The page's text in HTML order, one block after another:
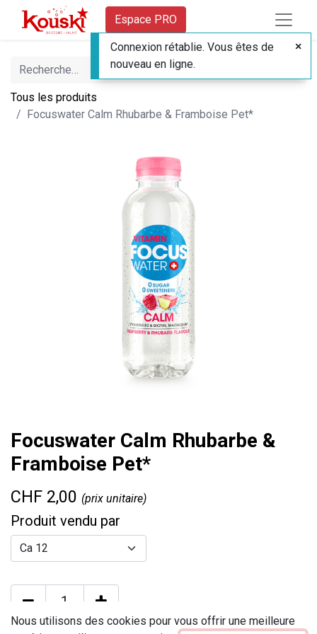
Espace PRO
Tous les produits
Focuswater Calm Rhubarbe & Framboise Pet*
Focuswater Calm Rhubarbe &
Framboise Pet*
CHF 2,00 (prix unitaire)
Produit vendu par
Nous utilisons des cookies pour vous offrir une meilleure
Connexion rétablie. Vous êtes de
nouveau en ligne.